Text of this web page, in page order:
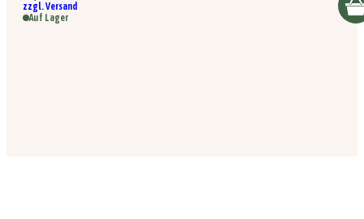
zzgl. Versand
Auf Lager